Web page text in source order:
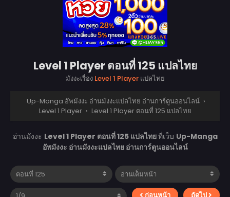
Level 1 Player ตอนที่ 125 แปลไทย
มังงะเรื่อง Level 1 Playerแปลไทย
Up-Manga อัพมังงะ อ่านมังงะแปลไทย อ่านการ์ตูนออนไลน์ ›
Level 1 Player › Level 1 Player ตอนที่ 125 แปลไทย
อ่านมังงะ Level 1 Player ตอนที่ 125 แปลไทยที่เว็บ Up-Manga
อัพมังงะ อ่านมังงะแปลไทย อ่านการ์ตูนออนไลน์